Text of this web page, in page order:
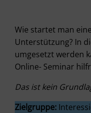
Wie startet man
Unterstützung? In
umgesetzt werden
Online- Seminar
Das ist kein
Zielgruppe: